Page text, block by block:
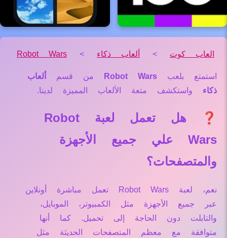
العاب كوت > ألعاب ذكاء >
Robot Wars
استمتع بلعب Robot Wars من قسم
ألعاب
ذكاء واستكشف متعة الألعاب المميزة لدينا.
❓ هل تعمل لعبة Robot
Wars علي جميع الأجهزة
والمتصفحات؟
نعم، لعبة Robot Wars تعمل مباشرة أونلاين
عبر جميع الأجهزة مثل الكمبيوتر، الموبايل،
والتابلت دون الحاجة إلى تحميل. كما أنها
متوافقة مع معظم المتصفحات الحديثة مثل